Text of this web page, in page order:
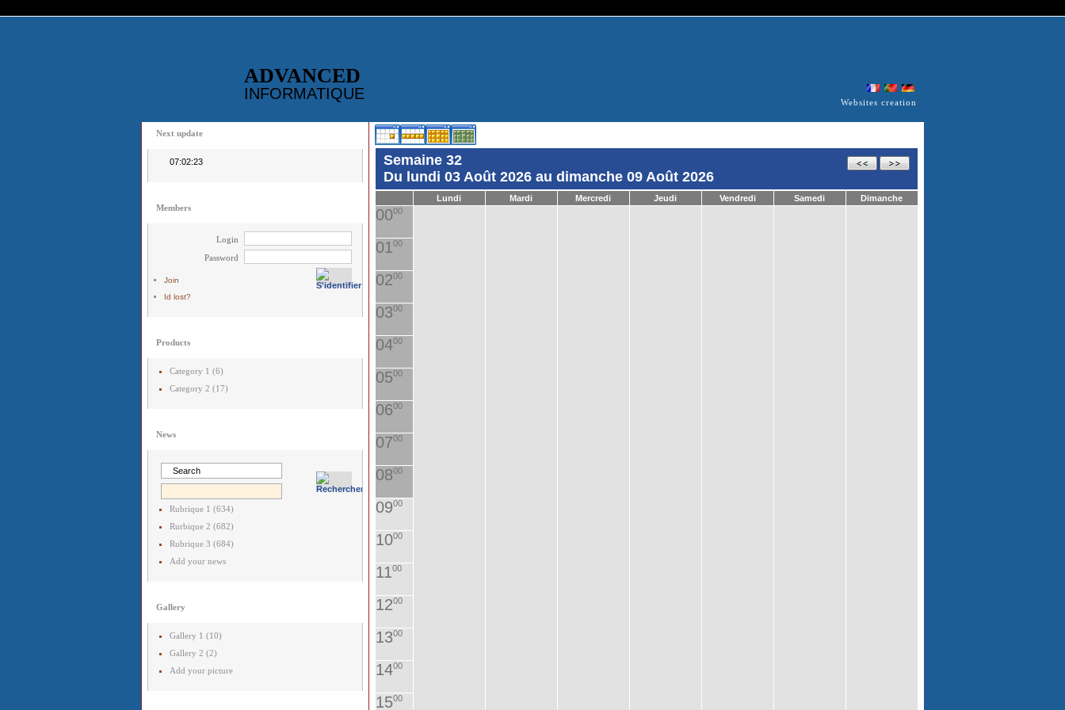
ADVANCED
INFORMATIQUE Websites creation
Next update
07:02:23
Members
Login
Password
Join
Id lost?
Products
Category 1 (6)
Category 2 (17)
News
Rubrique 1 (634)
Rurbique 2 (682)
Rubrique 3 (684)
Add your news
Gallery
Gallery 1 (10)
Gallery 2 (2)
Add your picture
Semaine 32
Du lundi 03 Août 2026 au dimanche 09 Août 2026
Lundi Mardi Mercredi Jeudi Vendredi Samedi Dimanche
0000
0100
0200
0300
0400
0500
0600
0700
0800
0900
1000
1100
1200
1300
1400
1500